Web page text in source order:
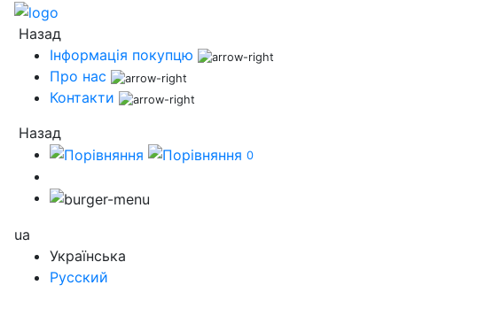
Назад
Інформація покупцю
Про нас
Контакти
Назад
0
ua
Українська
Русский